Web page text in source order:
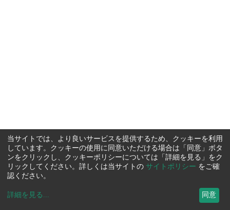
当サイトでは、より良いサービスを提供するため、クッキーを利用
しています。クッキーの使用に同意いただける場合は「同意」ボタ
ンをクリックし、クッキーポリシーについては「詳細を見る」をク
リックしてください。詳しくは当サイトの サイトポリシー をご確
認ください。
詳細を見る ... 同意